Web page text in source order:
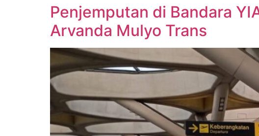
Penjemputan di Bandara
Arvanda Mulyo Trans